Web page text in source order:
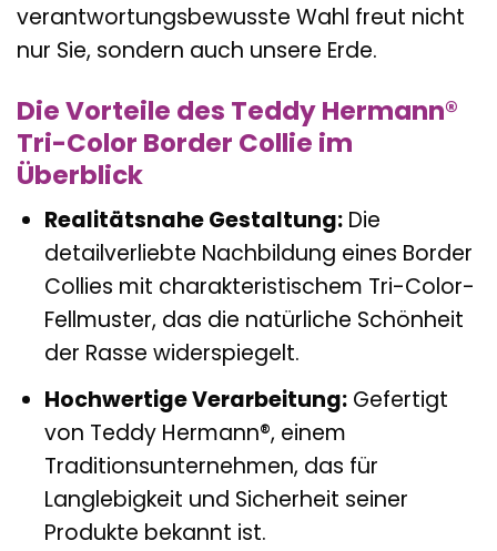
verantwortungsbewusste Wahl freut nicht
nur Sie, sondern auch unsere Erde.
Die Vorteile des Teddy Hermann®
Tri-Color Border Collie im
Überblick
Realitätsnahe Gestaltung:Die
detailverliebte Nachbildung eines Border
Collies mit charakteristischem Tri-Color-
Fellmuster, das die natürliche Schönheit
der Rasse widerspiegelt.
Hochwertige Verarbeitung:Gefertigt
von Teddy Hermann®, einem
Traditionsunternehmen, das für
Langlebigkeit und Sicherheit seiner
Produkte bekannt ist.